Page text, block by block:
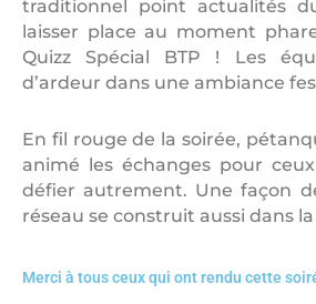
traditionnel point actualités
laisser place au moment
Quizz Spécial BTP ! Les
d’ardeur dans une ambiance
En fil rouge de la soirée,
animé les échanges pour
défier autrement. Une façon
réseau se construit aussi dans
Merci à tous ceux qui ont rendu cette